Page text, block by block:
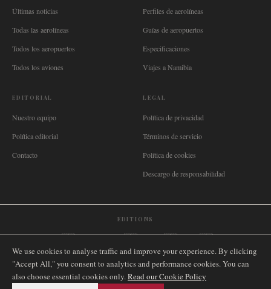
Últimas noticias
Todas las aerolíneas
Todos los aeropuertos
Todos los aviones
Perfiles de aerolíneas
Guías de aeropuertos
Especificaciones
Viajes a Namibia
EDITORIAL
Nuestro equipo
Política editorial
Contacto
LEGAL
Política de privacidad
Términos de servicio
Política de cookies
Descargo de responsabilidad
EDITIONS
🌐 International🇬🇧 United Kingdom🇦🇺 Australia🇨🇦 Canada🇳🇿 New Zealand
🇿🇦 South Africa🇸🇬 Singapore 🇩🇪 Deutschland🇳🇱 Nederland🇫🇷 France
🇮🇹 Italia🇪🇸 España 🇧🇷 Brasil🇸🇪 Sverige🇳🇴 Norge🇩🇰 Danmark
We use cookies to analyse traffic and improve your experience. By clicking
"Accept All," you consent to analytics and performance cookies. You can
also choose essential cookies only.Read our Cookie Policy